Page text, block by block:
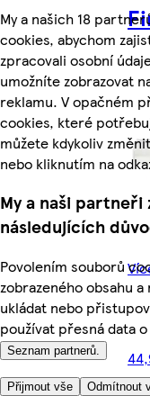
My a našich 18
cookies, abychom
zpracovali osobní
umožníte zobrazovat
reklamu. V opačném
cookies, které
můžete kdykoliv
nebo kliknutím na
My a naši partneři
následujících
Povolením souborů
zobrazeného obsahu
ukládat nebo
používat přesná data
Seznam partnerů.
Přijmout vše Odmítnout